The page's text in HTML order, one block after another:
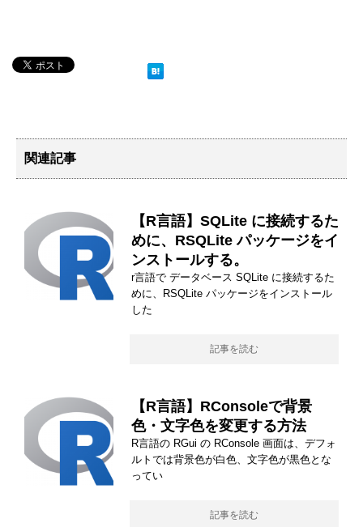
関連記事
【R言語】SQLite に接続するた
めに、RSQLite パッケージをイ
ンストールする。
r言語で データベース SQLite に接続するた
めに、RSQLite パッケージをインストール
した
記事を読む
【R言語】RConsoleで背景
色・文字色を変更する方法
R言語の RGui の RConsole 画面は、デフォ
ルトでは背景色が白色、文字色が黒色とな
ってい
記事を読む